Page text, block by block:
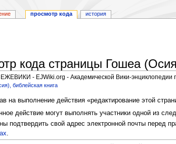
кода страницы Гошеа
- EJWiki.org - Академической Вики-энциклопедии
библейская книга
на выполнение действия «редактирование этой
действие могут выполнять участники одной из
подтвердить свой адрес электронной почты перед
просмотр кода история